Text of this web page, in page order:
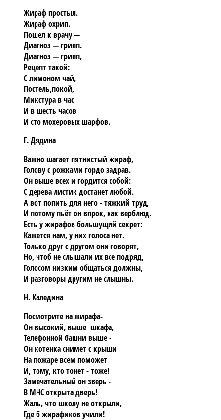
Жираф простыл.
Жираф охрип.
Пошел к врачу —
Диагноз — грипп.
Диагноз — грипп,
Рецепт такой:
С лимоном чай,
Постель,покой,
Микстура в час
И в шесть часов
И сто мохеровых шарфов.
Г. Дядина
Важно шагает пятнистый жираф,
Голову с рожками гордо задрав.
Он выше всех и гордится собой:
С дерева листик достанет любой.
А вот попить для него - тяжкий труд,
И потому пьёт он впрок, как верблюд.
Есть у жирафов большущий секрет:
Кажется нам, у них голоса нет.
Только друг с другом они говорят,
Но, чтоб не слышали их все подряд,
Голосом низким общаться должны,
И разговоры другим не слышны.
Н. Каледина
Посмотрите на жирафа-
Он высокий, выше шкафа,
Телефонной башни выше -
Он котенка снимет с крыши
На пожаре всем поможет
И, тому, кто тонет - тоже!
Замечательный он зверь -
В МЧС открыта дверь!
Жаль, что школу не открыли,
Где б жирафиков учили!